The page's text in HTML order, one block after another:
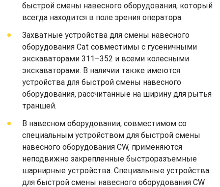
быстрой смены навесного оборудования, который
всегда находится в поле зрения оператора.
Захватные устройства для смены навесного
оборудования Cat совместимы с гусеничными
экскаваторами 311–352 и всеми колесными
экскаваторами. В наличии также имеются
устройства для быстрой смены навесного
оборудования, рассчитанные на ширину для рытья
траншей.
В навесном оборудовании, совместимом со
специальным устройством для быстрой смены
навесного оборудования CW, применяются
неподвижно закрепленные быстроразъемные
шарнирные устройства. Специальные устройства
для быстрой смены навесного оборудования CW